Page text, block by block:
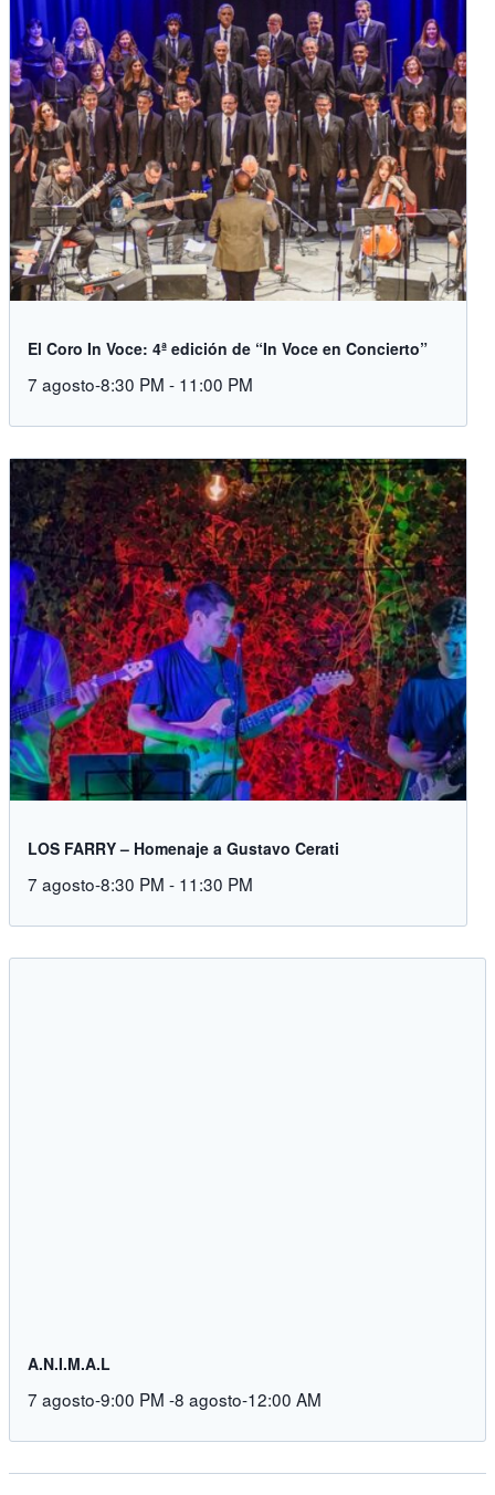
El Coro In Voce: 4ª edición de “In Voce en Concierto”
7 agosto-8:30 PM - 11:00 PM
LOS FARRY – Homenaje a Gustavo Cerati
7 agosto-8:30 PM - 11:30 PM
A.N.I.M.A.L
7 agosto-9:00 PM -8 agosto-12:00 AM